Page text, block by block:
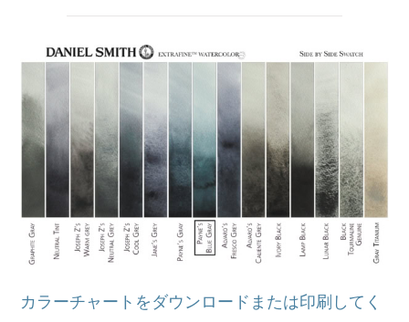
カラーチャートをダウンロードまたは印刷してく